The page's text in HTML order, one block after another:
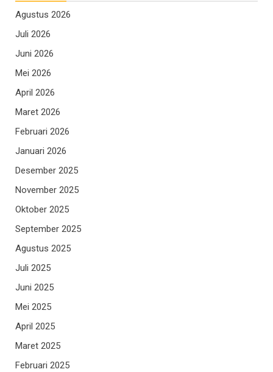
Agustus 2026
Juli 2026
Juni 2026
Mei 2026
April 2026
Maret 2026
Februari 2026
Januari 2026
Desember 2025
November 2025
Oktober 2025
September 2025
Agustus 2025
Juli 2025
Juni 2025
Mei 2025
April 2025
Maret 2025
Februari 2025